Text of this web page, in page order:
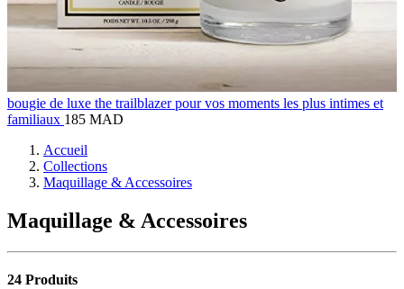
bougie de luxe the trailblazer pour vos moments les plus intimes et
familiaux 185 MAD
Accueil
Collections
Maquillage & Accessoires
Maquillage & Accessoires
24 Produits